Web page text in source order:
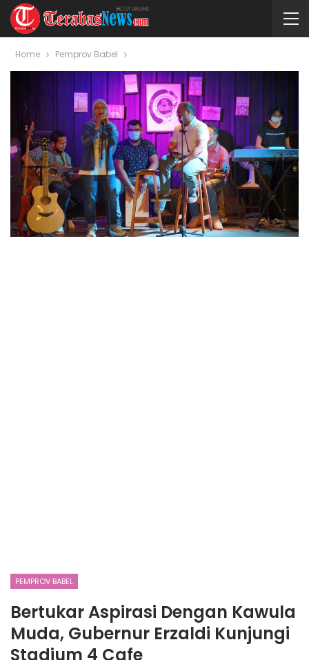
Home Pemprov Babel
PEMPROV BABEL
Bertukar Aspirasi Dengan Kawula
Muda, Gubernur Erzaldi Kunjungi
Stadium 4 Cafe